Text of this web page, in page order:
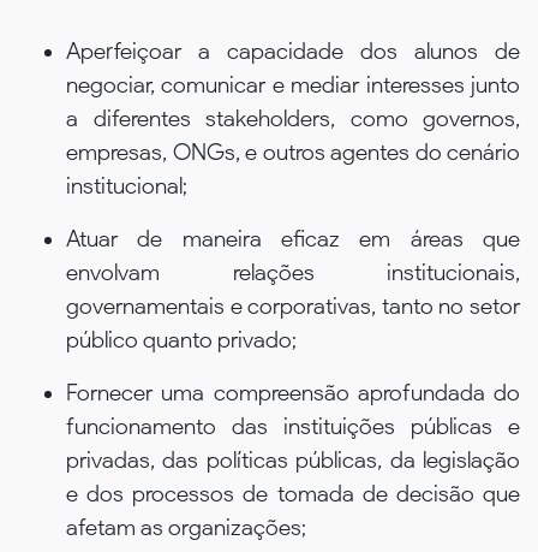
Aperfeiçoar a capacidade dos alunos de
negociar, comunicar e mediar interesses junto
a diferentes stakeholders, como governos,
empresas, ONGs, e outros agentes do cenário
institucional;
Atuar de maneira eficaz em áreas que
envolvam relações institucionais,
governamentais e corporativas, tanto no setor
público quanto privado;
Fornecer uma compreensão aprofundada do
funcionamento das instituições públicas e
privadas, das políticas públicas, da legislação
e dos processos de tomada de decisão que
afetam as organizações;